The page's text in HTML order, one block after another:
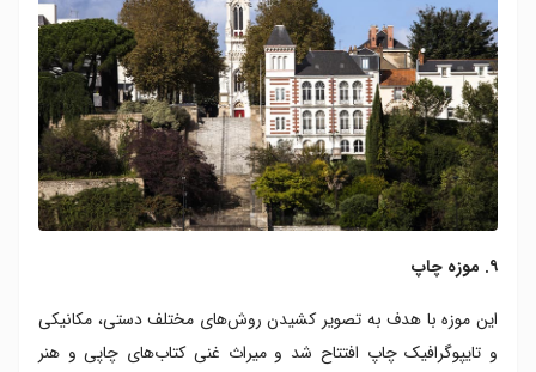
۹. موزه چاپ
این موزه با هدف به تصویر کشیدن روش‌های مختلف دستی، مکانیکی
و تایپوگرافیک چاپ افتتاح شد و میراث غنی کتاب‌های چاپی و هنر